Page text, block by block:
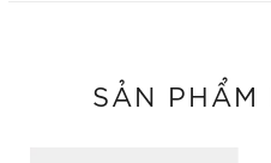
SẢN PHẨM